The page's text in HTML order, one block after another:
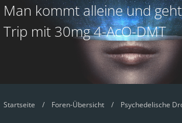
Man kommt alleine und
Trip mit 30mg 4-AcO-DMT
Startseite Foren-Übersicht Psychedelische